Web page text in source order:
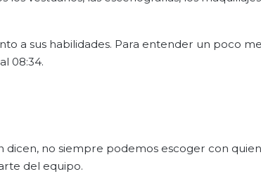
a sus habilidades. Para entender un poco
08:34.
dicen, no siempre podemos escoger con
del equipo.